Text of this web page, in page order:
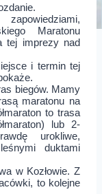
Maratonu
tej imprezy nad
i termin tej
biegów. Mamy
maratonu na
to trasa
lub 2-
urokliwe,
duktami
w Kozłowie. Z
to kolejne